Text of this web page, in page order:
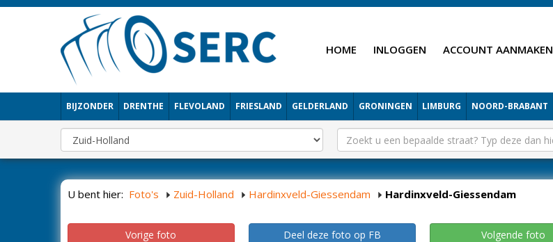
HOME INLOGGEN ACCOUNT AANMAKEN
BIJZONDER DRENTHE FLEVOLAND FRIESLAND GELDERLAND GRONINGEN LIMBURG NOORD-BRABANT
U bent hier: Foto's Zuid-Holland Hardinxveld-Giessendam Hardinxveld-Giessendam
Vorige foto Deel deze foto op FB Volgende foto